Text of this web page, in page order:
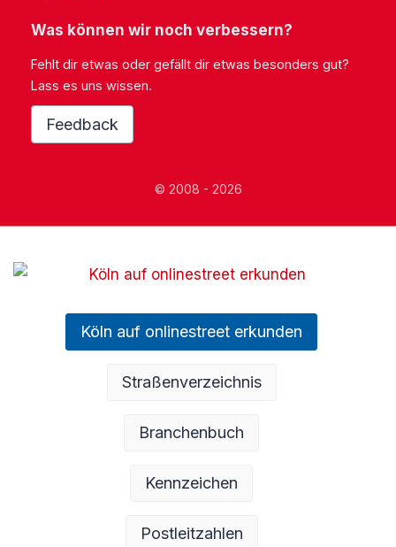
Was können wir noch verbessern?
Fehlt dir etwas oder gefällt dir etwas besonders gut?
Lass es uns wissen.
Feedback
© 2008 - 2026
Köln auf onlinestreet erkunden
Straßenverzeichnis
Branchenbuch
Kennzeichen
Postleitzahlen